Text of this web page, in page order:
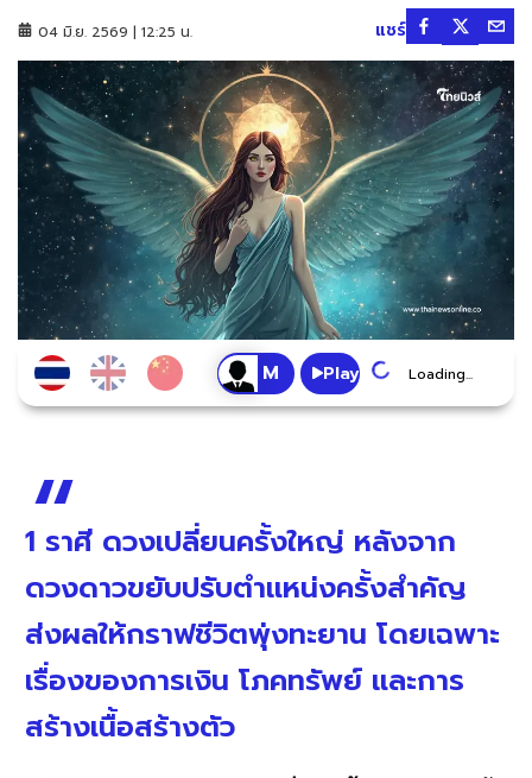
04 มิ.ย. 2569 | 12:25 น. แชร์
Play Loading...
1 ราศี ดวงเปลี่ยนครั้งใหญ่ หลังจาก
ดวงดาวขยับปรับตำแหน่งครั้งสำคัญ
ส่งผลให้กราฟชีวิตพุ่งทะยาน โดยเฉพาะ
เรื่องของการเงิน โภคทรัพย์ และการ
สร้างเนื้อสร้างตัว